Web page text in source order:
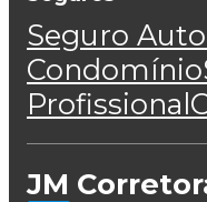
Seguro
Condomínio
Profissional
JM